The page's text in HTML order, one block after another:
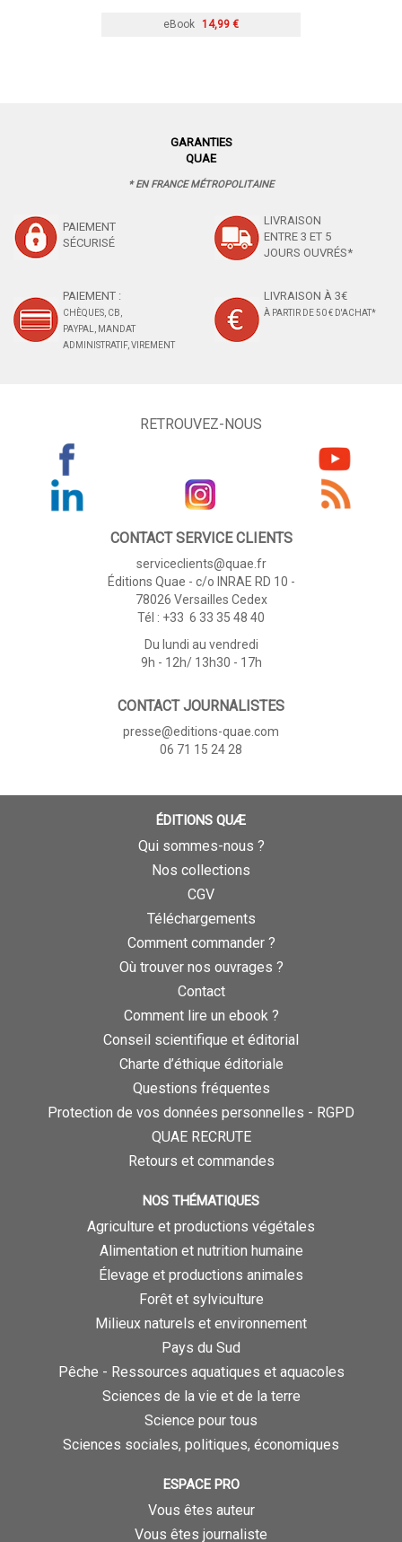
eBook 14,99 €
GARANTIES
QUAE
* EN FRANCE MÉTROPOLITAINE
PAIEMENT
SÉCURISÉ
LIVRAISON
ENTRE 3 ET 5
JOURS OUVRÉS*
PAIEMENT :
CHÈQUES, CB,
PAYPAL, MANDAT
ADMINISTRATIF, VIREMENT
LIVRAISON À 3€
À PARTIR DE 50 € D'ACHAT*
RETROUVEZ-NOUS
CONTACT SERVICE CLIENTS
serviceclients@quae.fr
Éditions Quae - c/o INRAE RD 10 -
78026 Versailles Cedex
Tél : +33 6 33 35 48 40
Du lundi au vendredi
9h - 12h/ 13h30 - 17h
CONTACT JOURNALISTES
presse@editions-quae.com
06 71 15 24 28
ÉDITIONS QUÆ
Qui sommes-nous ?
Nos collections
CGV
Téléchargements
Comment commander ?
Où trouver nos ouvrages ?
Contact
Comment lire un ebook ?
Conseil scientifique et éditorial
Charte d’éthique éditoriale
Questions fréquentes
Protection de vos données personnelles - RGPD
QUAE RECRUTE
Retours et commandes
NOS THÉMATIQUES
Agriculture et productions végétales
Alimentation et nutrition humaine
Élevage et productions animales
Forêt et sylviculture
Milieux naturels et environnement
Pays du Sud
Pêche - Ressources aquatiques et aquacoles
Sciences de la vie et de la terre
Science pour tous
Sciences sociales, politiques, économiques
ESPACE PRO
Vous êtes auteur
Vous êtes journaliste